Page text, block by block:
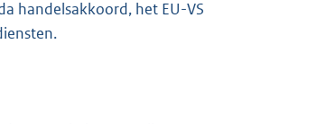
handelsakkoord, het EU-VS